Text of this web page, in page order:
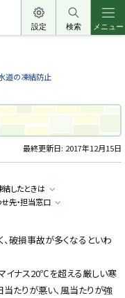
設定 検索 メニュー
道の凍結防止
最終更新日: 2017年12月15日
結したときは
先・担当窓口
破損事故が多くなるといわ
イナス20℃を超える厳しい寒
たりが悪い、風当たりが強